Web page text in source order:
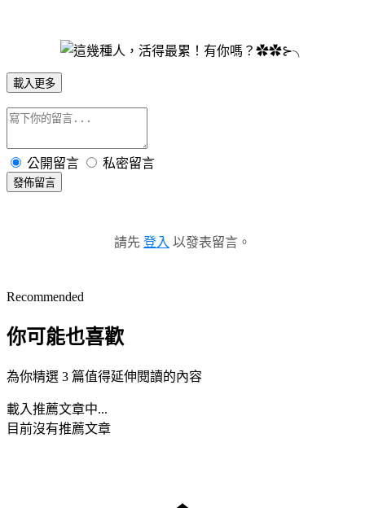
載入更多
公開留言 私密留言
發佈留言
請先 登入 以發表留言。
Recommended
你可能也喜歡
為你精選 3 篇值得延伸閱讀的內容
載入推薦文章中...
目前沒有推薦文章